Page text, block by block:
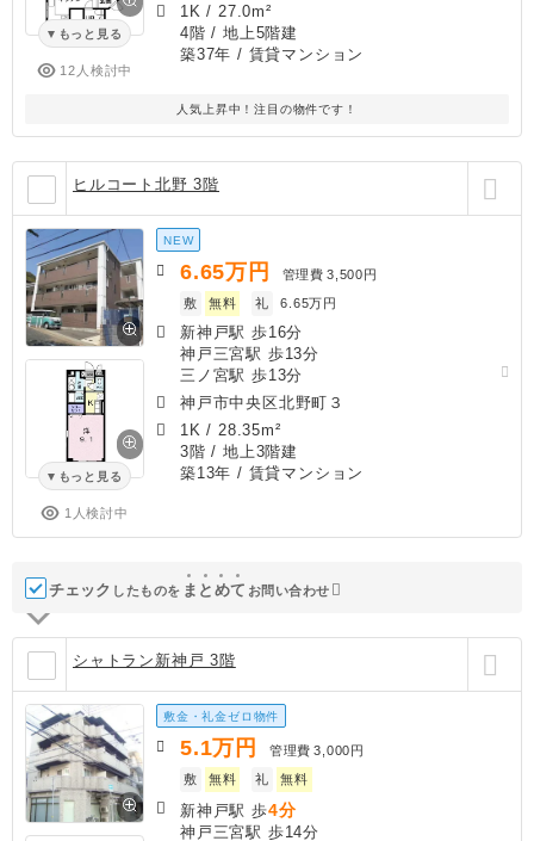
もっと見る
12人検討中
1K / 27.0m²
4階 / 地上5階建
築37年 / 賃貸マンション
人気上昇中！注目の物件です！
ヒルコート北野 3階
もっと見る
1人検討中
NEW
6.65万円 管理費 3,500円
敷
無料 礼 6.65万円
新神戸駅 歩16分
神戸三宮駅 歩13分
三ノ宮駅 歩13分
神戸市中央区北野町３
1K / 28.35m²
3階 / 地上3階建
築13年 / 賃貸マンション
チェック したものを ま と めて お問い合わせ
シャトラン新神戸 3階
敷金・礼金ゼロ物件
5.1万円 管理費 3,000円
敷
無料 礼 無料
新神戸駅 歩4分
神戸三宮駅 歩14分